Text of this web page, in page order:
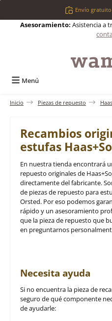
Saltar al contenido principal
Envío
Asesoramiento: Asistencia a
Menú
Inicio Piezas de repuesto
Recambios
estufas
En nuestra tienda encontrará
repuesto originales de
directamente del fabricante.
de piezas de repuesto para
Orsted. Por eso podemos
rápido y un asesoramiento
que la pieza de repuesto que
en preguntarnos
Necesita ayuda
Si no encuentra la pieza de
seguro de qué componente
de ayudarle: